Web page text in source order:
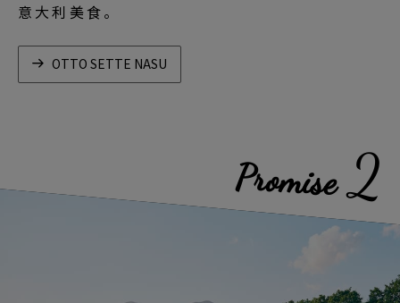
意大利美食。
OTTO SETTE NASU
Promise2